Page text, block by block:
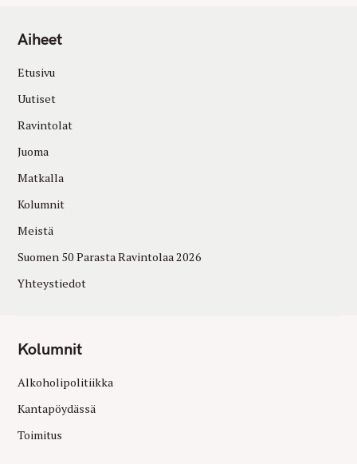
Aiheet
Etusivu
Uutiset
Ravintolat
Juoma
Matkalla
Kolumnit
Meistä
Suomen 50 Parasta Ravintolaa 2026
Yhteystiedot
Kolumnit
Alkoholipolitiikka
Kantapöydässä
Toimitus